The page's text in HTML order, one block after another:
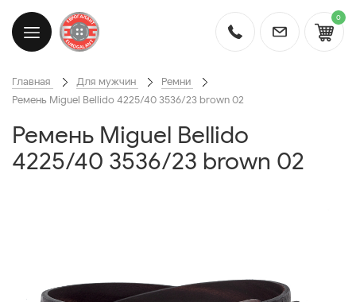
0
Главная Для мужчин
Ремни
Ремень Miguel Bellido 4225/40 3536/23 brown 02
Ремень Miguel Bellido
4225/40 3536/23 brown 02